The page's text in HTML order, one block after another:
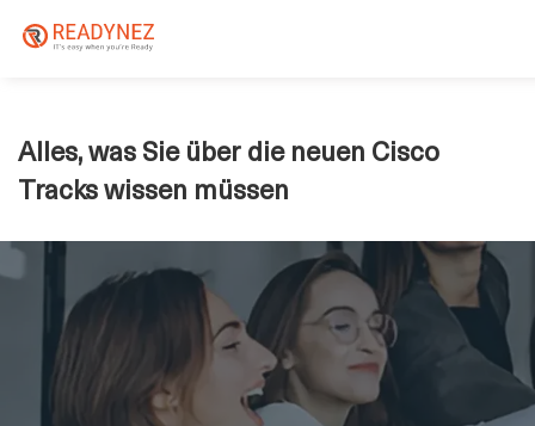
Alles, was Sie über die neuen Cisco
Tracks wissen müssen